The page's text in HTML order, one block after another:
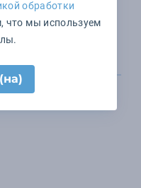
обработки
что мы используем